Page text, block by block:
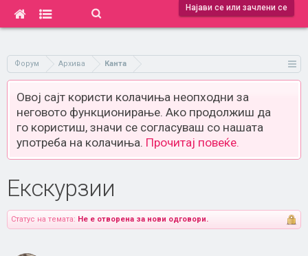
Најави се или зачлени се
Форум Архива Канта
Овој сајт користи колачиња неопходни за
неговото функционирање. Ако продолжиш да
го користиш, значи се согласуваш со нашата
употреба на колачиња. Прочитај повеќе.
Екскурзии
Статус на темата: Не е отворена за нови одговори.